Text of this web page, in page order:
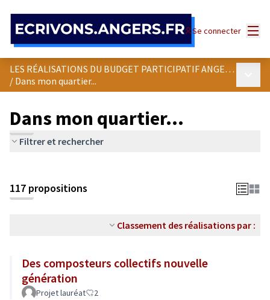
Se connecter
LES RÉALISATIONS DU BUDGET PARTICIPATIF ANGEVIN
/ Dans mon quartier...
Dans mon quartier...
Filtrer et rechercher
+
−
117 propositions
Classement des réalisations par :
Des composteurs collectifs nouvelle
génération
Projet lauréat 2